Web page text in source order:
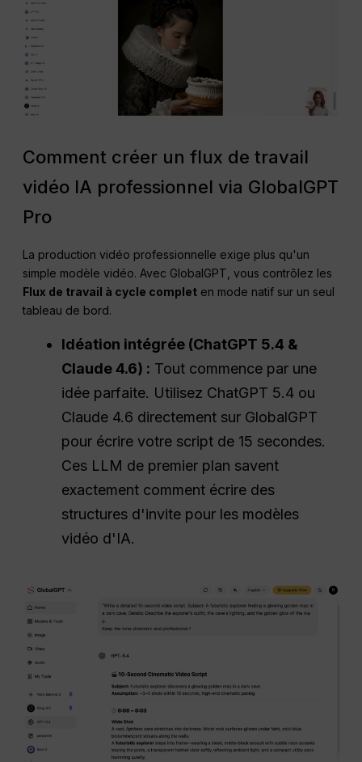
Comment créer un flux de travail
vidéo IA professionnel via GlobalGPT
Pro
La production vidéo professionnelle exige plus qu'un
simple modèle vidéo. Avec GlobalGPT, vous contrôlez les
Flux de travail à cycle complet en mode natif sur un seul
tableau de bord.
Idéation intégrée (ChatGPT 5.4 &
Claude 4.6) : Tout commence par une
idée parfaite. Utilisez ChatGPT 5.4 ou
Claude 4.6 directement sur GlobalGPT
pour écrire votre script de 15 secondes.
Ces LLM de premier plan savent
exactement comment écrire des
structures d'invite pour les modèles
vidéo d'IA.